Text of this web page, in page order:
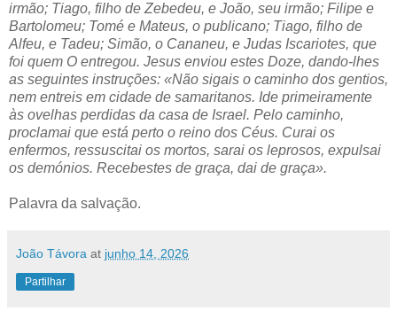
irmão; Tiago, filho de Zebedeu, e João, seu irmão; Filipe e
Bartolomeu; Tomé e Mateus, o publicano; Tiago, filho de
Alfeu, e Tadeu; Simão, o Cananeu, e Judas Iscariotes, que
foi quem O entregou. Jesus enviou estes Doze, dando-lhes
as seguintes instruções: «Não sigais o caminho dos gentios,
nem entreis em cidade de samaritanos. Ide primeiramente
às ovelhas perdidas da casa de Israel. Pelo caminho,
proclamai que está perto o reino dos Céus. Curai os
enfermos, ressuscitai os mortos, sarai os leprosos, expulsai
os demónios. Recebestes de graça, dai de graça».
Palavra da salvação.
João Távora at junho 14, 2026
Partilhar